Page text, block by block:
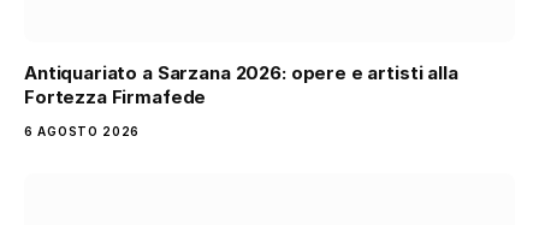
Antiquariato a Sarzana 2026: opere e artisti alla
Fortezza Firmafede
6 AGOSTO 2026